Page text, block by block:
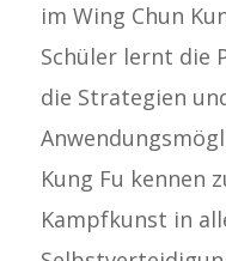
im Wing Chun
Schüler lernt die
die Strategien
Kung Fu kennen
Kampfkunst in